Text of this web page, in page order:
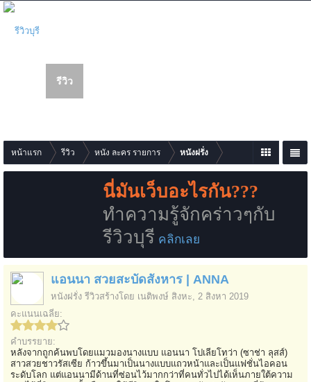
หน้าแรก รีวิว หนัง ละคร รายการ หนังฝรั่ง
นี่มันเว็บอะไรกัน???
ทำความรู้จักคร่าวๆกับ
รีวิวบุรี คลิกเลย
แอนนา สวยสะบัดสังหาร | ANNA
หนังฝรั่ง รีวิวสร้างโดย เนติพงษ์ สิงหะ, 2 สิงหา 2019
คะแนนเฉลี่ย:
คำบรรยาย:
หลังจากถูกค้นพบโดยแมวมองนางแบบ แอนนา โปเลียโทว่า (ซาช่า ลุสส์)
สาวสวยชาวรัสเซีย ก้าวขึ้นมาเป็นนางแบบแถวหน้าและเป็นแฟชั่นไอคอน
ระดับโลก แต่แอนนามีด้านที่ซ่อนไว้มากกว่าที่คนทั่วไปได้เห็นภายใต้ความ
รีวิว